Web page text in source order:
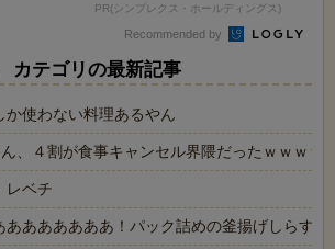
PR(シンプレクス・ホールディングス)
Recommended by
カテゴリの最新記事
か使わない料理あるやん
ん、４割が食事キャンセル界隈だったｗｗｗｗ
レベチ
あああああああ！パック詰めの釜揚げしらす